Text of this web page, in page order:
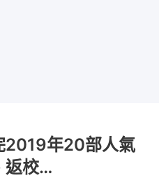
2019年20部人氣
返校…